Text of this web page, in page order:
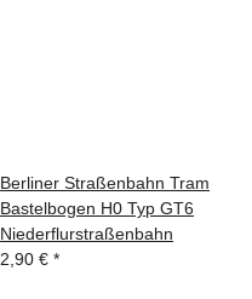
Berliner Straßenbahn Tram
Bastelbogen H0 Typ GT6
Niederflurstraßenbahn
2,90 € *